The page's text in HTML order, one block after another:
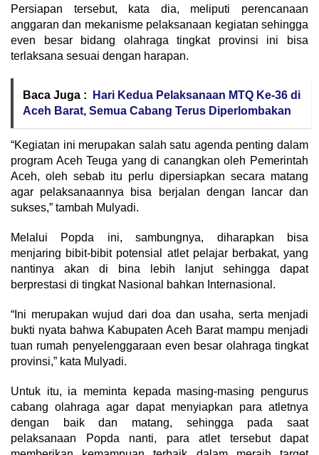
Persiapan tersebut, kata dia, meliputi perencanaan
anggaran dan mekanisme pelaksanaan kegiatan sehingga
even besar bidang olahraga tingkat provinsi ini bisa
terlaksana sesuai dengan harapan.
Baca Juga :
Hari Kedua Pelaksanaan MTQ Ke-36 di
Aceh Barat, Semua Cabang Terus Diperlombakan
“Kegiatan ini merupakan salah satu agenda penting dalam
program Aceh Teuga yang di canangkan oleh Pemerintah
Aceh, oleh sebab itu perlu dipersiapkan secara matang
agar pelaksanaannya bisa berjalan dengan lancar dan
sukses,” tambah Mulyadi.
Melalui Popda ini, sambungnya, diharapkan bisa
menjaring bibit-bibit potensial atlet pelajar berbakat, yang
nantinya akan di bina lebih lanjut sehingga dapat
berprestasi di tingkat Nasional bahkan Internasional.
“Ini merupakan wujud dari doa dan usaha, serta menjadi
bukti nyata bahwa Kabupaten Aceh Barat mampu menjadi
tuan rumah penyelenggaraan even besar olahraga tingkat
provinsi,” kata Mulyadi.
Untuk itu, ia meminta kepada masing-masing pengurus
cabang olahraga agar dapat menyiapkan para atletnya
dengan baik dan matang, sehingga pada saat
pelaksanaan Popda nanti, para atlet tersebut dapat